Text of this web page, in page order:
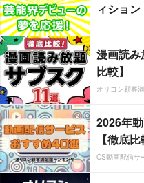
ィショ
漫画読
比較】
オリコン顧客
2026年
【徹底比
CS動画配信サ